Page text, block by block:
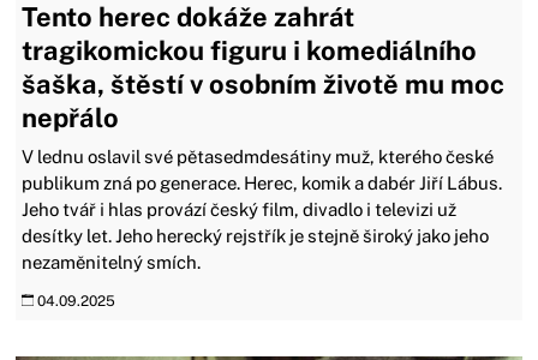
Tento herec dokáže zahrát
tragikomickou figuru i komediálního
šaška, štěstí v osobním životě mu moc
nepřálo
V lednu oslavil své pětasedmdesátiny muž, kterého české
publikum zná po generace. Herec, komik a dabér Jiří Lábus.
Jeho tvář i hlas provází český film, divadlo i televizi už
desítky let. Jeho herecký rejstřík je stejně široký jako jeho
nezaměnitelný smích.
04.09.2025